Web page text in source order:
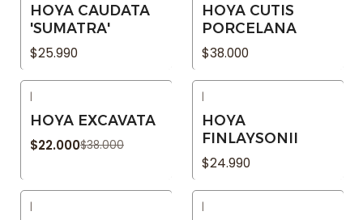
HOYA CAUDATA
'SUMATRA'
$25.990
HOYA CUTIS
PORCELANA
$38.000
Agotado
|
HOYA EXCAVATA
$22.000$38.000
|
HOYA
FINLAYSONII
$24.990
| |